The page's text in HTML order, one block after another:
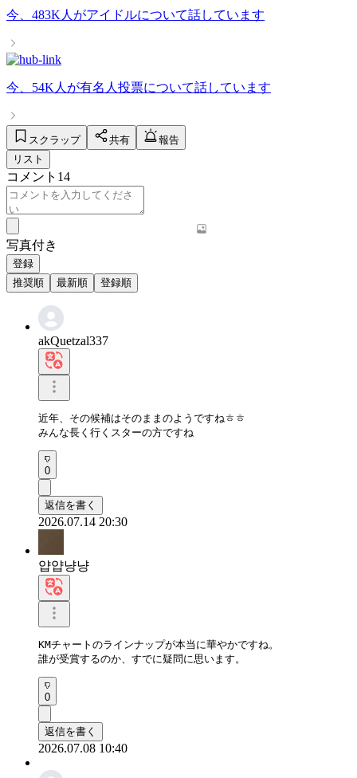
今、 483K人 がアイドルについて話しています
今、 54K人 が有名人投票について話しています
スクラップ 共有
報告
リスト
コメント 14
写真付き
登録
推奨順
最新順 登録順
akQuetzal337
近年、その候補はそのままのようですねㅎㅎ
みんな長く行くスターの方ですね
0
返信を書く
2026.07.14 20:30
얍얍냥냥
KMチャートのラインナップが本当に華やかですね。
誰が受賞するのか、すでに疑問に思います。
0
返信を書く
2026.07.08 10:40